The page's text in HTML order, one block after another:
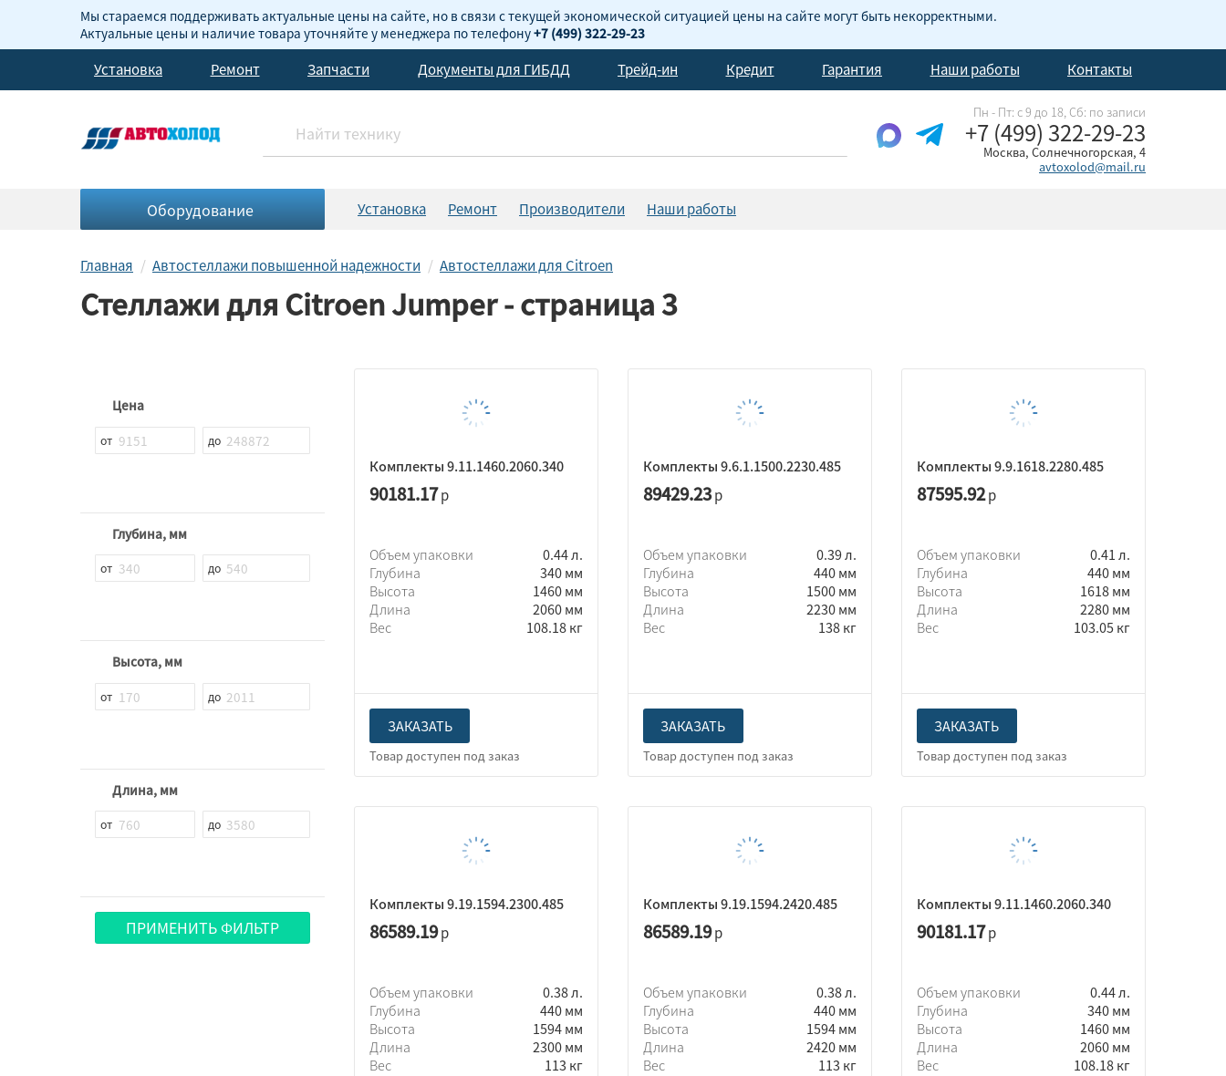
Мы стараемся поддерживать актуальные цены на сайте, но в связи с текущей экономической ситуацией цены на сайте могут быть некорректными.
Актуальные цены и наличие товара уточняйте у менеджера по телефону+7 (499) 322-29-23
Установка Ремонт Запчасти Документы для ГИБДД Трейд-ин Кредит Гарантия Наши работы Контакты
Пн - Пт: с 9 до 18, Cб: по записи
+7 (499) 322-29-23
Москва, Солнечногорская, 4
avtoxolod@mail.ru
Оборудование Установка Ремонт Производители Наши работы
Главная Автостеллажи повышенной надежности Автостеллажи для Citroen
Стеллажи для Citroen Jumper - страница 3
Цена
Глубина, мм
Высота, мм
Длина, мм
ПРИМЕНИТЬ ФИЛЬТР
Комплекты 9.11.1460.2060.340
90181.17р
Объем упаковки
0.44 л.
Глубина
340 мм
Высота
1460 мм
Длина
2060 мм
Вес
108.18 кг
ЗАКАЗАТЬ
Комплекты 9.6.1.1500.2230.485
89429.23р
Объем упаковки
0.39 л.
Глубина
440 мм
Высота
1500 мм
Длина
2230 мм
Вес
138 кг
ЗАКАЗАТЬ
Комплекты 9.9.1618.2280.485
87595.92р
Объем упаковки
0.41 л.
Глубина
440 мм
Высота
1618 мм
Длина
2280 мм
Вес
103.05 кг
ЗАКАЗАТЬ
Комплекты 9.19.1594.2300.485
86589.19р
Объем упаковки
0.38 л.
Глубина
440 мм
Высота
1594 мм
Длина
2300 мм
Вес
113 кг
Комплекты 9.19.1594.2420.485
86589.19р
Объем упаковки
0.38 л.
Глубина
440 мм
Высота
1594 мм
Длина
2420 мм
Вес
113 кг
Комплекты 9.11.1460.2060.340
90181.17р
Объем упаковки
0.44 л.
Глубина
340 мм
Высота
1460 мм
Длина
2060 мм
Вес
108.18 кг